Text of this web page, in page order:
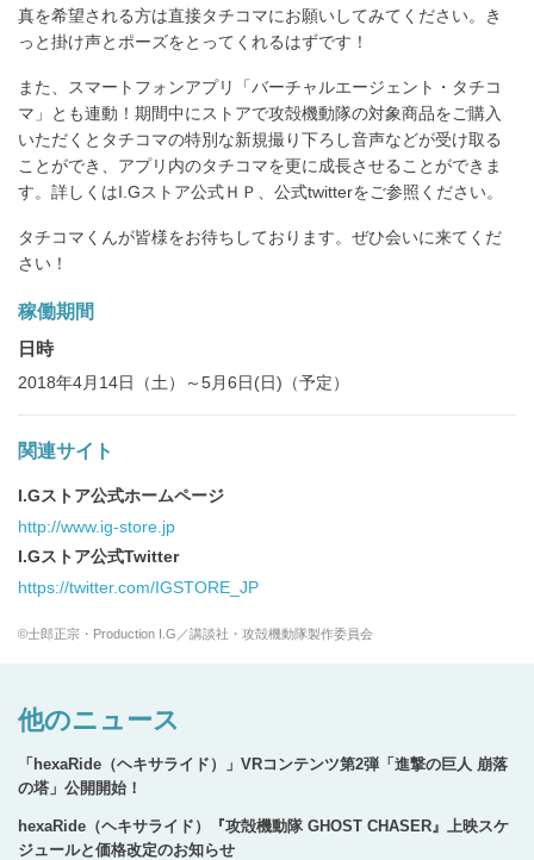
真を希望される方は直接タチコマにお願いしてみてください。き
っと掛け声とポーズをとってくれるはずです！
また、スマートフォンアプリ「バーチャルエージェント・タチコ
マ」とも連動！期間中にストアで攻殻機動隊の対象商品をご購入
いただくとタチコマの特別な新規撮り下ろし音声などが受け取る
ことができ、アプリ内のタチコマを更に成長させることができま
す。詳しくはI.Gストア公式ＨＰ、公式twitterをご参照ください。
タチコマくんが皆様をお待ちしております。ぜひ会いに来てくだ
さい！
稼働期間
日時
2018年4月14日（土）～5月6日(日)（予定）
関連サイト
I.Gストア公式ホームページ
http://www.ig-store.jp
I.Gストア公式Twitter
https://twitter.com/IGSTORE_JP
©士郎正宗・Production I.G／講談社・攻殻機動隊製作委員会
他のニュース
「hexaRide（ヘキサライド）」VRコンテンツ第2弾「進撃の巨人 崩落
の塔」公開開始！
hexaRide（ヘキサライド）『攻殻機動隊 GHOST CHASER』上映スケ
ジュールと価格改定のお知らせ